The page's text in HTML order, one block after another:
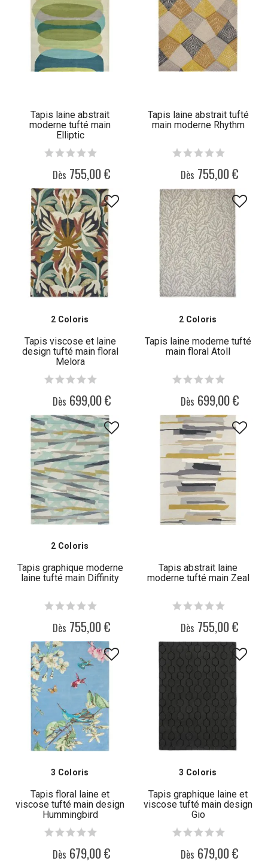
Tapis laine abstrait
moderne tufté main
Elliptic
Dès 755,00 €
Tapis laine abstrait tufté
main moderne Rhythm
Dès 755,00 €
2 Coloris
Tapis viscose et laine
design tufté main floral
Melora
Dès 699,00 €
2 Coloris
Tapis laine moderne tufté
main floral Atoll
Dès 699,00 €
2 Coloris
Tapis graphique moderne
laine tufté main Diffinity
Dès 755,00 €
Tapis abstrait laine
moderne tufté main Zeal
Dès 755,00 €
3 Coloris
Tapis floral laine et
viscose tufté main design
Hummingbird
Dès 679,00 €
3 Coloris
Tapis graphique laine et
viscose tufté main design
Gio
Dès 679,00 €